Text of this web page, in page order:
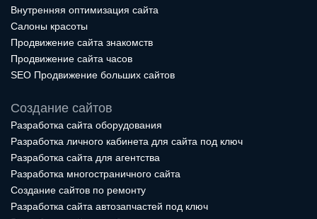
Внутренняя оптимизация сайта
Салоны красоты
Продвижение сайта знакомств
Продвижение сайта часов
SEO Продвижение больших сайтов
Создание сайтов
Разработка сайта оборудования
Разработка личного кабинета для сайта под ключ
Разработка сайта для агентства
Разработка многостраничного сайта
Создание сайтов по ремонту
Разработка сайта автозапчастей под ключ